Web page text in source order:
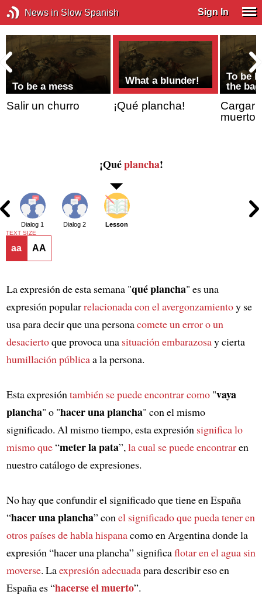
News in Slow Spanish Sign In
To be a mess
Salir un churro
What a blunder!
¡Qué plancha!
To be
the bag
Cargar
muerto
¡Quéplancha!
Dialog 1 Dialog 2 Lesson
TEXT SIZE
aa AA
La expresión de esta semana "qué plancha" es una
expresión popularrelacionada con el avergonzamientoy se
usa para decir que una personacomete un error o un
desaciertoque provoca una situación embarazosay cierta
humillación públicaa la persona.
Esta expresión también se puede encontrar como"vaya
plancha" o "hacer una plancha" con el mismo
significado. Al mismo tiempo, esta expresión significa lo
mismo que“meter la pata”, la cual se puede encontraren
nuestro catálogo de expresiones.
No hay que confundir el significado que tiene en España
“hacer una plancha” con el significado que pueda tener en
otros países de habla hispanacomo en Argentina donde la
expresión “hacer una plancha” significaflotar en el agua sin
moverse. Laexpresión adecuadapara describir eso en
España es “hacerse el muerto”.